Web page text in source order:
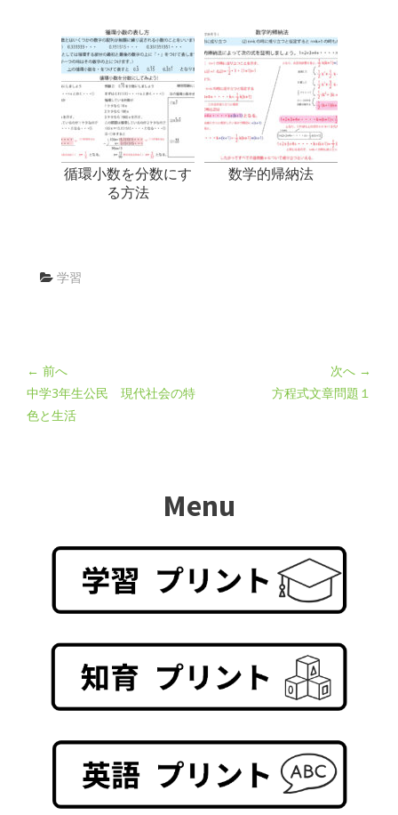
循環小数を分数にす
る方法
数学的帰納法
学習
← 前へ
中学3年生公民 現代社会の特
色と生活
次へ →
方程式文章問題１
Menu